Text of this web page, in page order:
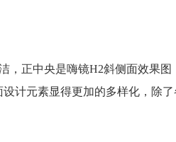
，正中央是嗨镜H2斜侧面效果
计元素显得更加的多样化，除